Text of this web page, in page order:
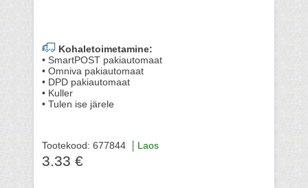
Kohaletoimetamine:
• SmartPOST pakiautomaat
• Omniva pakiautomaat
• DPD pakiautomaat
• Kuller
• Tulen ise järele
Tootekood: 677844 Laos
3.33 €